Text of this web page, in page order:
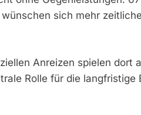
sich mehr
Anreizen spielen dort
Rolle für die langfristige